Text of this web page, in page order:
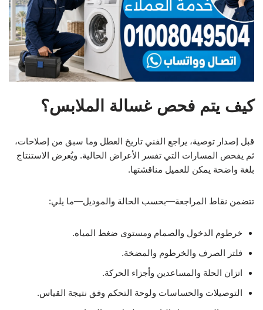
كيف يتم فحص غسالة الملابس؟
قبل إصدار توصية، يراجع الفني تاريخ العطل وما سبق من إصلاحات،
ثم يفحص المسارات التي تفسر الأعراض الحالية. ويُعرض الاستنتاج
بلغة واضحة يمكن للعميل مناقشتها.
تتضمن نقاط المراجعة—بحسب الحالة والموديل—ما يلي:
خرطوم الدخول والصمام ومستوى ضغط المياه.
فلتر الصرف والخرطوم والمضخة.
اتزان الحلة والمساعدين وأجزاء الحركة.
التوصيلات والحساسات ولوحة التحكم وفق نتيجة القياس.